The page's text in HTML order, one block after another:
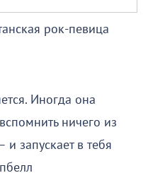
рок-певица
Иногда она
ничего из
и запускает в тебя